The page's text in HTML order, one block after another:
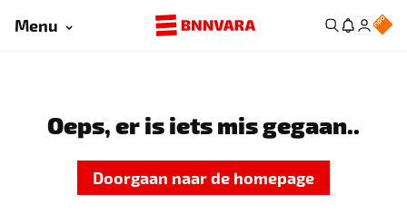
Menu
Oeps, er is iets mis gegaan..
Doorgaan naar de homepage